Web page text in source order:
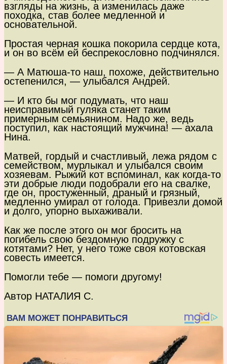
взгляды на жизнь, а изменилась даже
походка, став более медленной и
основательной.
Простая черная кошка покорила сердце кота,
и он во всём ей беспрекословно подчинялся.
— А Матюша-то наш, похоже, действительно
остепенился, — улыбался Андрей.
— И кто бы мог подумать, что наш
неисправимый гуляка станет таким
примерным семьянином. Надо же, ведь
поступил, как настоящий мужчина! — ахала
Нина.
Матвей, гордый и счастливый, лежа рядом с
семейством, мурлыкал и улыбался своим
хозяевам. Рыжий кот вспоминал, как когда-то
эти добрые люди подобрали его на свалке,
где он, простуженный, драный и грязный,
медленно умирал от голода. Привезли домой
и долго, упорно выхаживали.
Как же после этого он мог бросить на
погибель свою бездомную подружку с
котятами? Нет, у него тоже своя котовская
совесть имеется.
Помогли тебе — помоги другому!
Автор НАТАЛИЯ С.